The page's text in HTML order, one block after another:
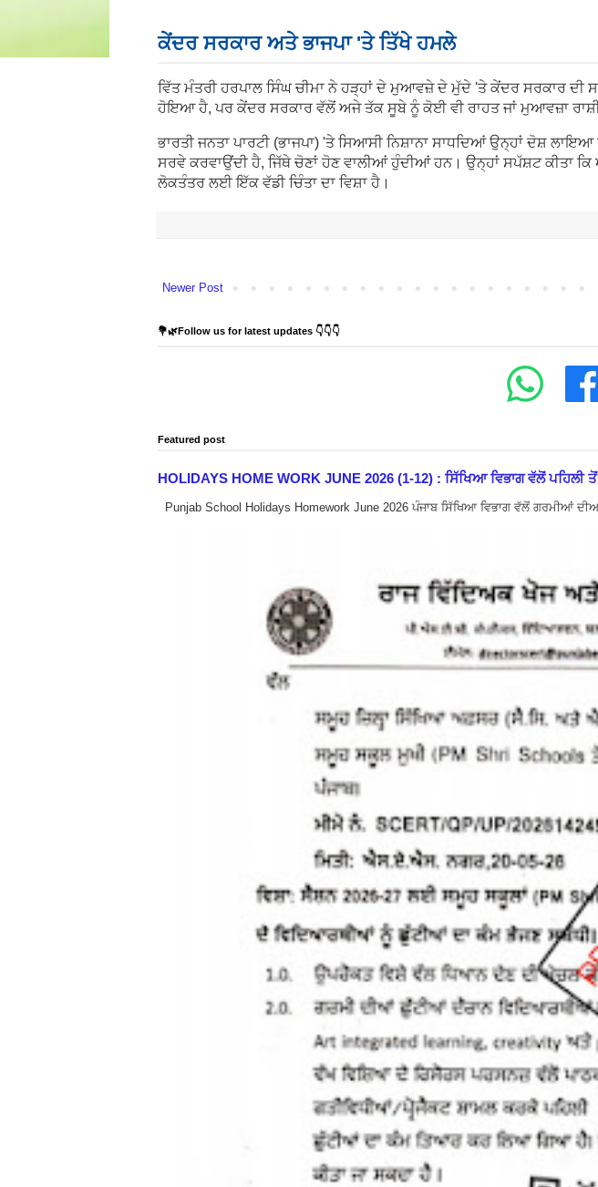
ਕੇਂਦਰ ਸਰਕਾਰ ਅਤੇ ਭਾਜਪਾ 'ਤੇ ਤਿੱਖੇ ਹਮਲੇ
ਵਿੱਤ ਮੰਤਰੀ ਹਰਪਾਲ ਸਿੰਘ ਚੀਮਾ ਨੇ ਹੜ੍ਹਾਂ ਦੇ ਮੁਆਵਜ਼ੇ ਦੇ ਮੁੱਦੇ 'ਤੇ ਕੇਂਦਰ ਸਰਕਾਰ ਦੀ
ਹੋਇਆ ਹੈ, ਪਰ ਕੇਂਦਰ ਸਰਕਾਰ ਵੱਲੋਂ ਅਜੇ ਤੱਕ ਸੂਬੇ ਨੂੰ ਕੋਈ ਵੀ ਰਾਹਤ ਜਾਂ ਮੁਆਵਜ਼ਾ ਰਾਸ਼ੀ
ਭਾਰਤੀ ਜਨਤਾ ਪਾਰਟੀ (ਭਾਜਪਾ) 'ਤੇ ਸਿਆਸੀ ਨਿਸ਼ਾਨਾ ਸਾਧਦਿਆਂ ਉਨ੍ਹਾਂ ਦੋਸ਼
ਸਰਵੇ ਕਰਵਾਉਂਦੀ ਹੈ, ਜਿੱਥੇ ਚੋਣਾਂ ਹੋਣ ਵਾਲੀਆਂ ਹੁੰਦੀਆਂ ਹਨ। ਉਨ੍ਹਾਂ ਸਪੱਸ਼ਟ ਕੀਤਾ ਕਿ
ਲੋਕਤੰਤਰ ਲਈ ਇੱਕ ਵੱਡੀ ਚਿੰਤਾ ਦਾ ਵਿਸ਼ਾ ਹੈ।
Newer Post
💐🌿Follow us for latest updates 👇👇👇
Featured post
HOLIDAYS HOME WORK JUNE 2026 (1-12) : ਸਿੱਖਿਆ ਵਿਭਾਗ ਵੱਲੋਂ
Punjab School Holidays Homework June 2026 ਪੰਜਾਬ ਸਿੱਖਿਆ ਵਿਭਾਗ ਵੱਲੋਂ ਗਰਮੀਆਂ